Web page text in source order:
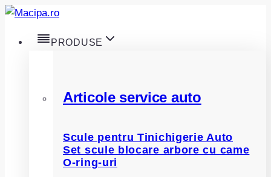
Skip
content
PRODUSE
Articole service auto
Scule pentru Tinichigerie Auto
Set scule blocare arbore cu came
O-ring-uri